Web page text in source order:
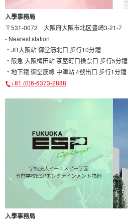
入學事務局
〒531-0072 大阪府大阪市北区豊崎3-21-7
- Nearest station
・JR大阪站 御堂筋北口 步行10分鐘
・阪急 大阪梅田站 茶屋町口檢票口 步行5分鐘
・地下鐵 御堂筋線 中津站 4號出口 步行1分鐘
+81 (0)6-6373-2888
入學事務局